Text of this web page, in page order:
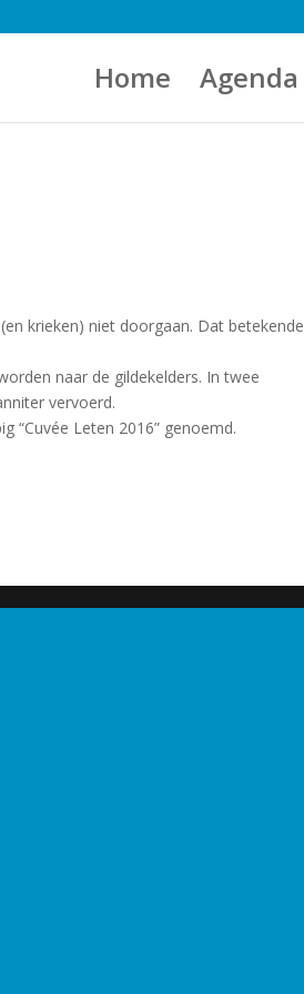
Home Agenda
krieken) niet doorgaan. Dat betekende
naar de gildekelders. In twee
vervoerd.
“Cuvée Leten 2016” genoemd.